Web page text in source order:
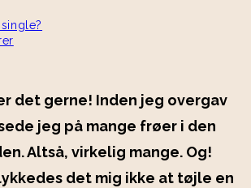
det gerne! Inden jeg overgav
jeg på mange frøer i den
Altså, virkelig mange. Og!
det mig ikke at tøjle en